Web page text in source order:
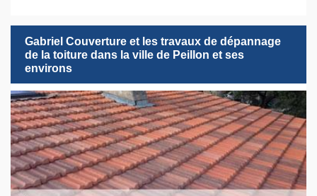
Gabriel Couverture et les travaux de dépannage
de la toiture dans la ville de Peillon et ses
environs